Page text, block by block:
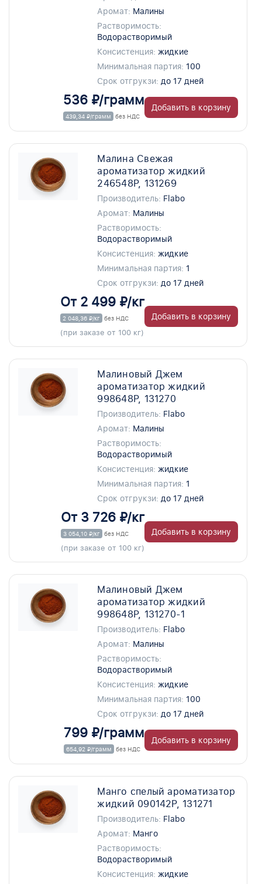
Аромат: Малины
Растворимость:
Водорастворимый
Консистенция: жидкие
Минимальная партия: 100
Срок отгрукзи: до 17 дней
536 ₽/грамм
439,34 ₽/грамм без НДС
Добавить в корзину
Малина Свежая
ароматизатор жидкий
246548P, 131269
Производитель: Flabo
Аромат: Малины
Растворимость:
Водорастворимый
Консистенция: жидкие
Минимальная партия: 1
Срок отгрукзи: до 17 дней
От 2 499 ₽/кг
2 048,36 ₽/кг без НДС
(при заказе от 100 кг)
Добавить в корзину
Малиновый Джем
ароматизатор жидкий
998648P, 131270
Производитель: Flabo
Аромат: Малины
Растворимость:
Водорастворимый
Консистенция: жидкие
Минимальная партия: 1
Срок отгрукзи: до 17 дней
От 3 726 ₽/кг
3 054,10 ₽/кг без НДС
(при заказе от 100 кг)
Добавить в корзину
Малиновый Джем
ароматизатор жидкий
998648P, 131270-1
Производитель: Flabo
Аромат: Малины
Растворимость:
Водорастворимый
Консистенция: жидкие
Минимальная партия: 100
Срок отгрукзи: до 17 дней
799 ₽/грамм
654,92 ₽/грамм без НДС
Добавить в корзину
Манго спелый ароматизатор
жидкий 090142P, 131271
Производитель: Flabo
Аромат: Манго
Растворимость:
Водорастворимый
Консистенция: жидкие